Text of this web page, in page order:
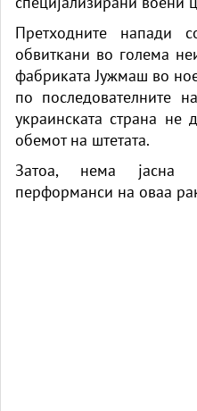
Претходните
обвиткани во голема
фабриката Јужмаш во
по последователните
украинската страна
обемот на штетата.
Затоа, нема јасна
перформанси на оваа